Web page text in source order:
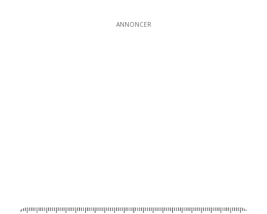
ANNONCER